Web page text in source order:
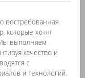
востребованная
которые хотят
выполняем
качество и
с
и технологий.